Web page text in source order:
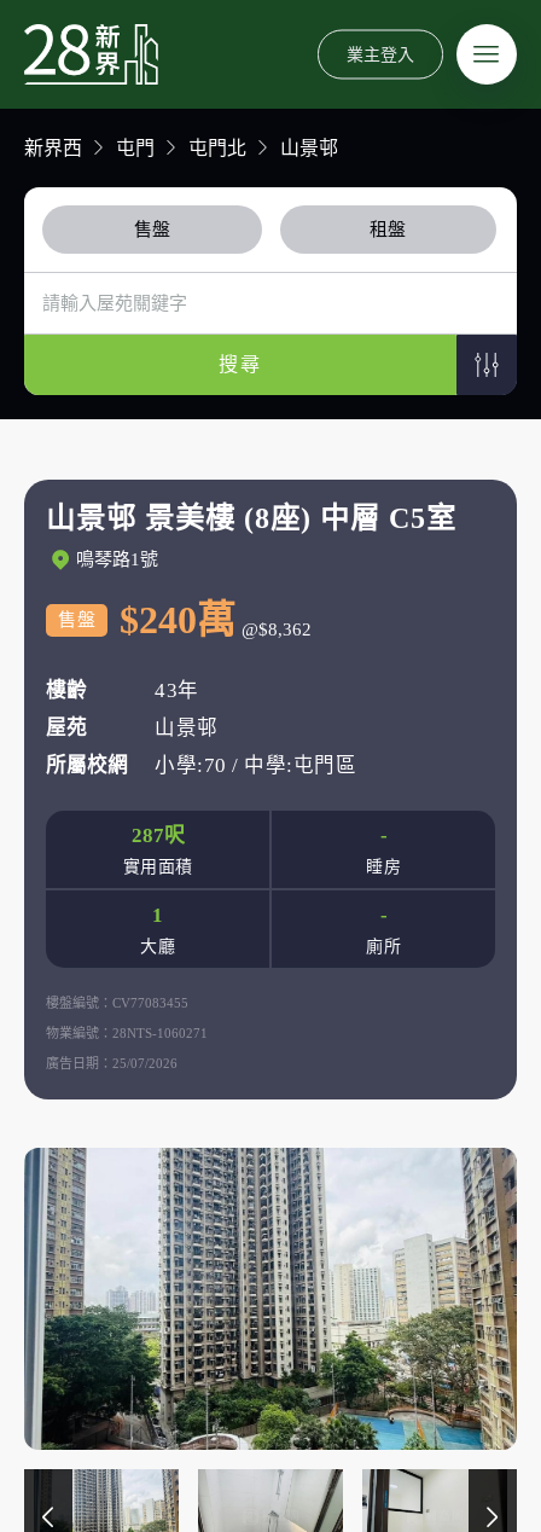
業主登入
新界西 屯門 屯門北 山景邨
售盤 租盤
搜尋
山景邨 景美樓 (8座) 中層 C5室
鳴琴路1號
售盤 $240萬 @$8,362
樓齡
43年
屋苑
山景邨
所屬校網
小學:70 / 中學:屯門區
287呎
實用面積
-
睡房
1
大廳
-
廁所
樓盤編號： CV77083455
物業編號： 28NTS-1060271
廣告日期： 25/07/2026